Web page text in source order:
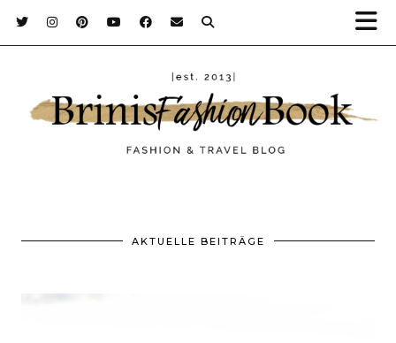
AKTUELLE BEITRÄGE